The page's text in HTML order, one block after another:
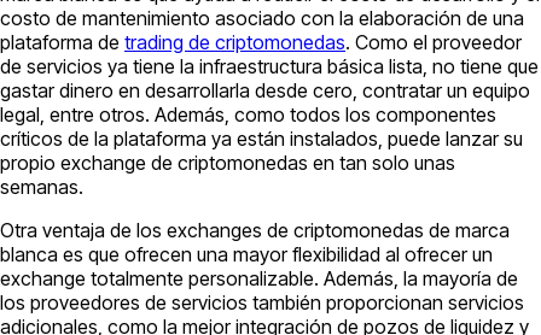
costo de mantenimiento asociado con la elaboración de una
plataforma de trading de criptomonedas. Como el proveedor
de servicios ya tiene la infraestructura básica lista, no tiene que
gastar dinero en desarrollarla desde cero, contratar un equipo
legal, entre otros. Además, como todos los componentes
críticos de la plataforma ya están instalados, puede lanzar su
propio exchange de criptomonedas en tan solo unas
semanas.
Otra ventaja de los exchanges de criptomonedas de marca
blanca es que ofrecen una mayor flexibilidad al ofrecer un
exchange totalmente personalizable. Además, la mayoría de
los proveedores de servicios también proporcionan servicios
adicionales, como la mejor integración de pozos de liquidez y